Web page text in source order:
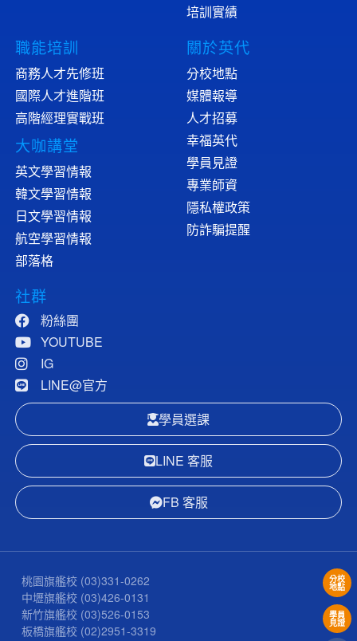
培訓實績
職能培訓
商務人才先修班
國際人才進階班
高階經理實戰班
大咖講堂
英文學習情報
韓文學習情報
日文學習情報
航空學習情報
部落格
關於英代
分校地點
媒體報導
人才招募
幸福英代
學員見證
專業師資
隱私權政策
防詐騙提醒
社群
粉絲團
YOUTUBE
IG
LINE@官方
學員選課
LINE 客服
FB 客服
桃園旗艦校 (03)331-0262
中壢旗艦校 (03)426-0131
新竹旗艦校 (03)526-0153
板橋旗艦校 (02)2951-3319
分校
地點
學員
見證